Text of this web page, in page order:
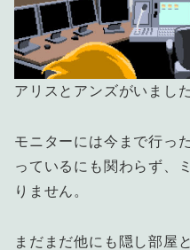
アリスとアンズがいました
モニターには今まで行っ
っているにも関わらず、
りません。
まだまだ他にも隠し部屋